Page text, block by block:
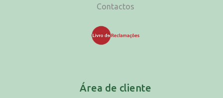
Contactos
Área de cliente